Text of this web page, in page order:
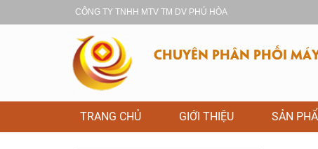
CÔNG TY TNHH MTV TM DV PHÚ HÒA
CHUYÊN PHÂN PHỐI
TRANG CHỦ GIỚI THIỆU SẢN